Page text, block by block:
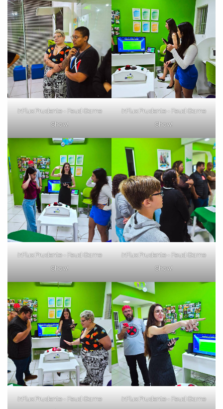
inFlux Prudente - Feud Game
Show!
inFlux Prudente - Feud Game
Show!
inFlux Prudente - Feud Game
Show!
inFlux Prudente - Feud Game
Show!
inFlux Prudente - Feud Game inFlux Prudente - Feud Game
Preencha com seus dados abaixo e
Você é aluno inFlux?
VOLTAR